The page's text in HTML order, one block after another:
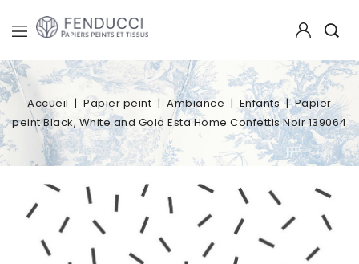
Accueil Papier peint Ambiance Enfants
Papier
peint Black, White and Gold Esta Home Confettis Noir 139064